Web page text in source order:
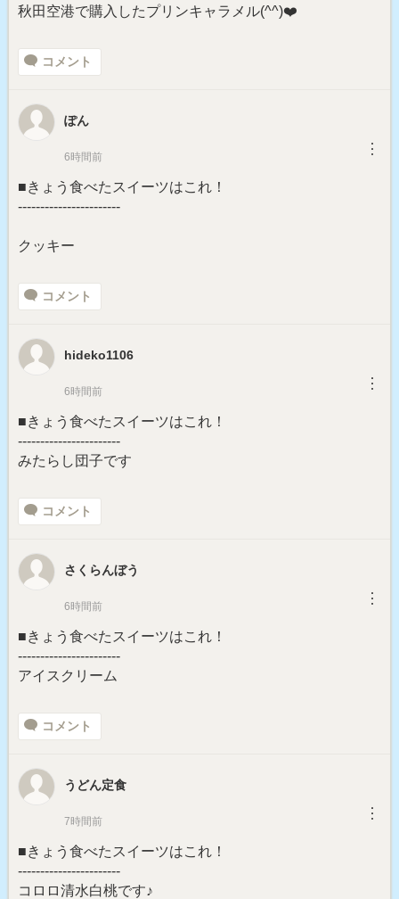
秋田空港で購入したプリンキャラメル(⁠^⁠^⁠)❤️
コメント
ぽん
6時間前 ︙
■きょう食べたスイーツはこれ！
-----------------------
クッキー
コメント
hideko1106
6時間前 ︙
■きょう食べたスイーツはこれ！
-----------------------
みたらし団子です
コメント
さくらんぼう
6時間前 ︙
■きょう食べたスイーツはこれ！
-----------------------
アイスクリーム
コメント
うどん定食
7時間前 ︙
■きょう食べたスイーツはこれ！
-----------------------
コロロ清水白桃です♪